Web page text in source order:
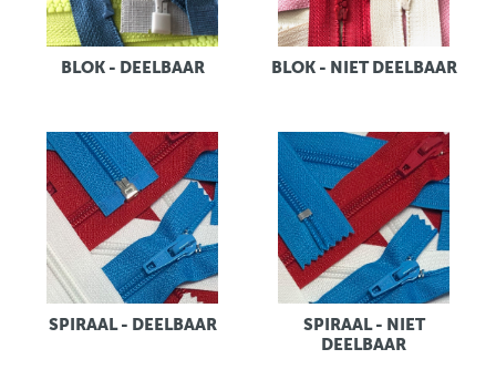
BLOK - DEELBAAR BLOK - NIET DEELBAAR
SPIRAAL - DEELBAAR
SPIRAAL - NIET
DEELBAAR